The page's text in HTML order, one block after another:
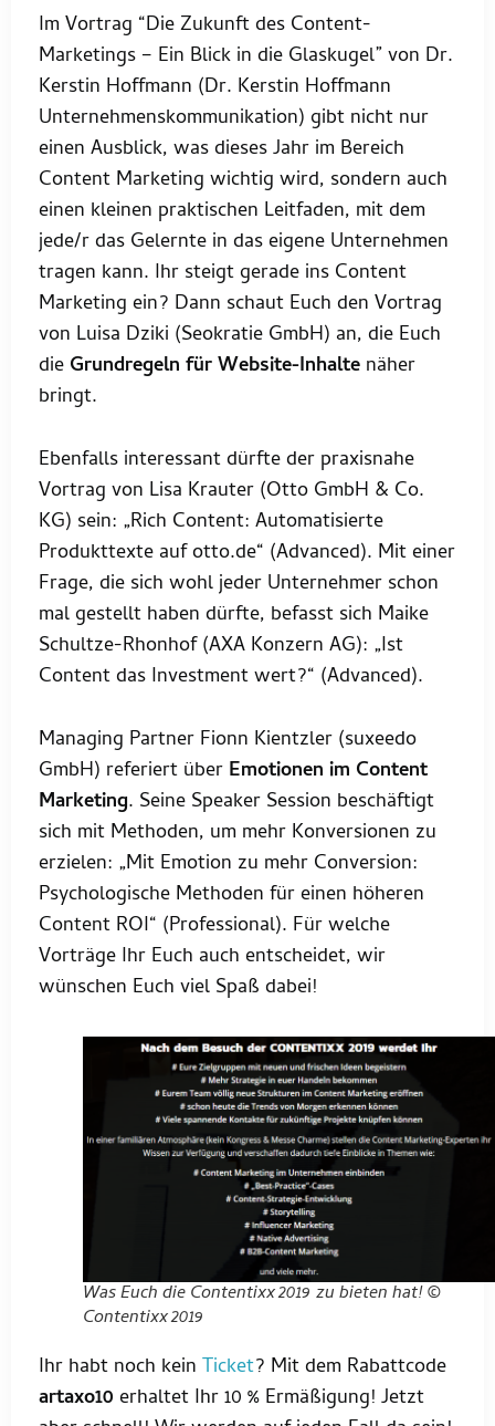
Im Vortrag “Die Zukunft des Content-
Marketings – Ein Blick in die Glaskugel” von Dr.
Kerstin Hoffmann (Dr. Kerstin Hoffmann
Unternehmenskommunikation) gibt nicht nur
einen Ausblick, was dieses Jahr im Bereich
Content Marketing wichtig wird, sondern auch
einen kleinen praktischen Leitfaden, mit dem
jede/r das Gelernte in das eigene Unternehmen
tragen kann. Ihr steigt gerade ins Content
Marketing ein? Dann schaut Euch den Vortrag
von Luisa Dziki (Seokratie GmbH) an, die Euch
die Grundregeln für Website-Inhalte näher
bringt.
Ebenfalls interessant dürfte der praxisnahe
Vortrag von Lisa Krauter (Otto GmbH & Co.
KG) sein: „Rich Content: Automatisierte
Produkttexte auf otto.de“ (Advanced). Mit einer
Frage, die sich wohl jeder Unternehmer schon
mal gestellt haben dürfte, befasst sich Maike
Schultze-Rhonhof (AXA Konzern AG): „Ist
Content das Investment wert?“ (Advanced).
Managing Partner Fionn Kientzler (suxeedo
GmbH) referiert über Emotionen im Content
Marketing. Seine Speaker Session beschäftigt
sich mit Methoden, um mehr Konversionen zu
erzielen: „Mit Emotion zu mehr Conversion:
Psychologische Methoden für einen höheren
Content ROI“ (Professional). Für welche
Vorträge Ihr Euch auch entscheidet, wir
wünschen Euch viel Spaß dabei!
Was Euch die Contentixx 2019 zu bieten hat! ©
Contentixx 2019
Ihr habt noch kein Ticket? Mit dem Rabattcode
artaxo10 erhaltet Ihr 10 % Ermäßigung! Jetzt